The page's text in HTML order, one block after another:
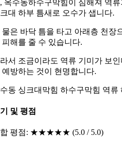
옥수동하수구막힘이 심해져 역
대 하부 틈새로 오수가 샙니다.
물은 바닥 틈을 타고 아래층 천장
피해를 줄 수 있습니다.
서 조금이라도 역류 기미가 보
예방하는 것이 현명합니다.
동 싱크대막힘 하수구막힘 역류
및 평점
평점: ★★★★★ (5.0 / 5.0)